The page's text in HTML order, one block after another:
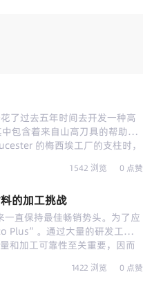
过去五年时间去开发一种高
包含着来自山高刀具的帮助和
的梅西埃工厂的支柱时，
2003 年该项目开始时还不存
约百分之一就能使燃油消耗减
本的百分之三十以上。”为了有
具供应商来商议“加速工艺开
2004 年展开了它的第一次切
允许加工质量差的零件。再
1542 浏览 0 点赞
的加工挑战
直保持最佳畅销势头。为了应
Plus”。通过大量的研发工作，
加工可靠性至关重要，因而
和持续性：1999年以来，用于
1422 浏览 0 点赞